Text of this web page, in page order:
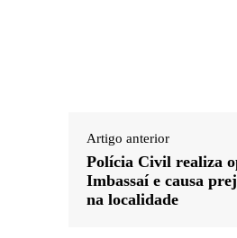
Artigo anterior
Polícia Civil realiza
Imbassaí e causa
na localidade